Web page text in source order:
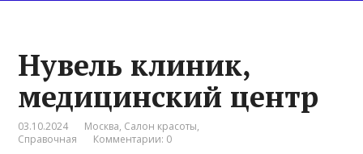
Нувель клиник,
медицинский центр
03.10.2024 Москва, Салон красоты,
Справочная
Комментарии: 0